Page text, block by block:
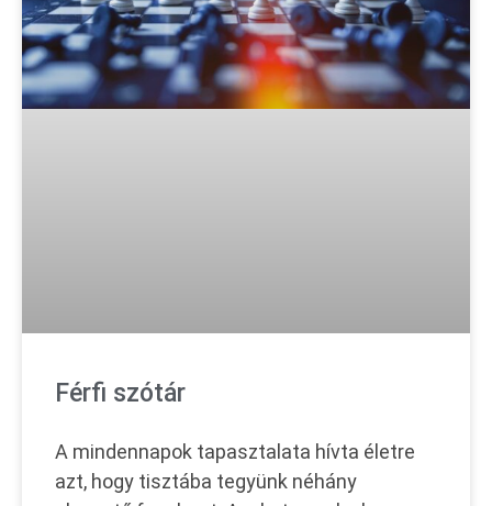
Férfi szótár
A mindennapok tapasztalata hívta életre
azt, hogy tisztába tegyünk néhány